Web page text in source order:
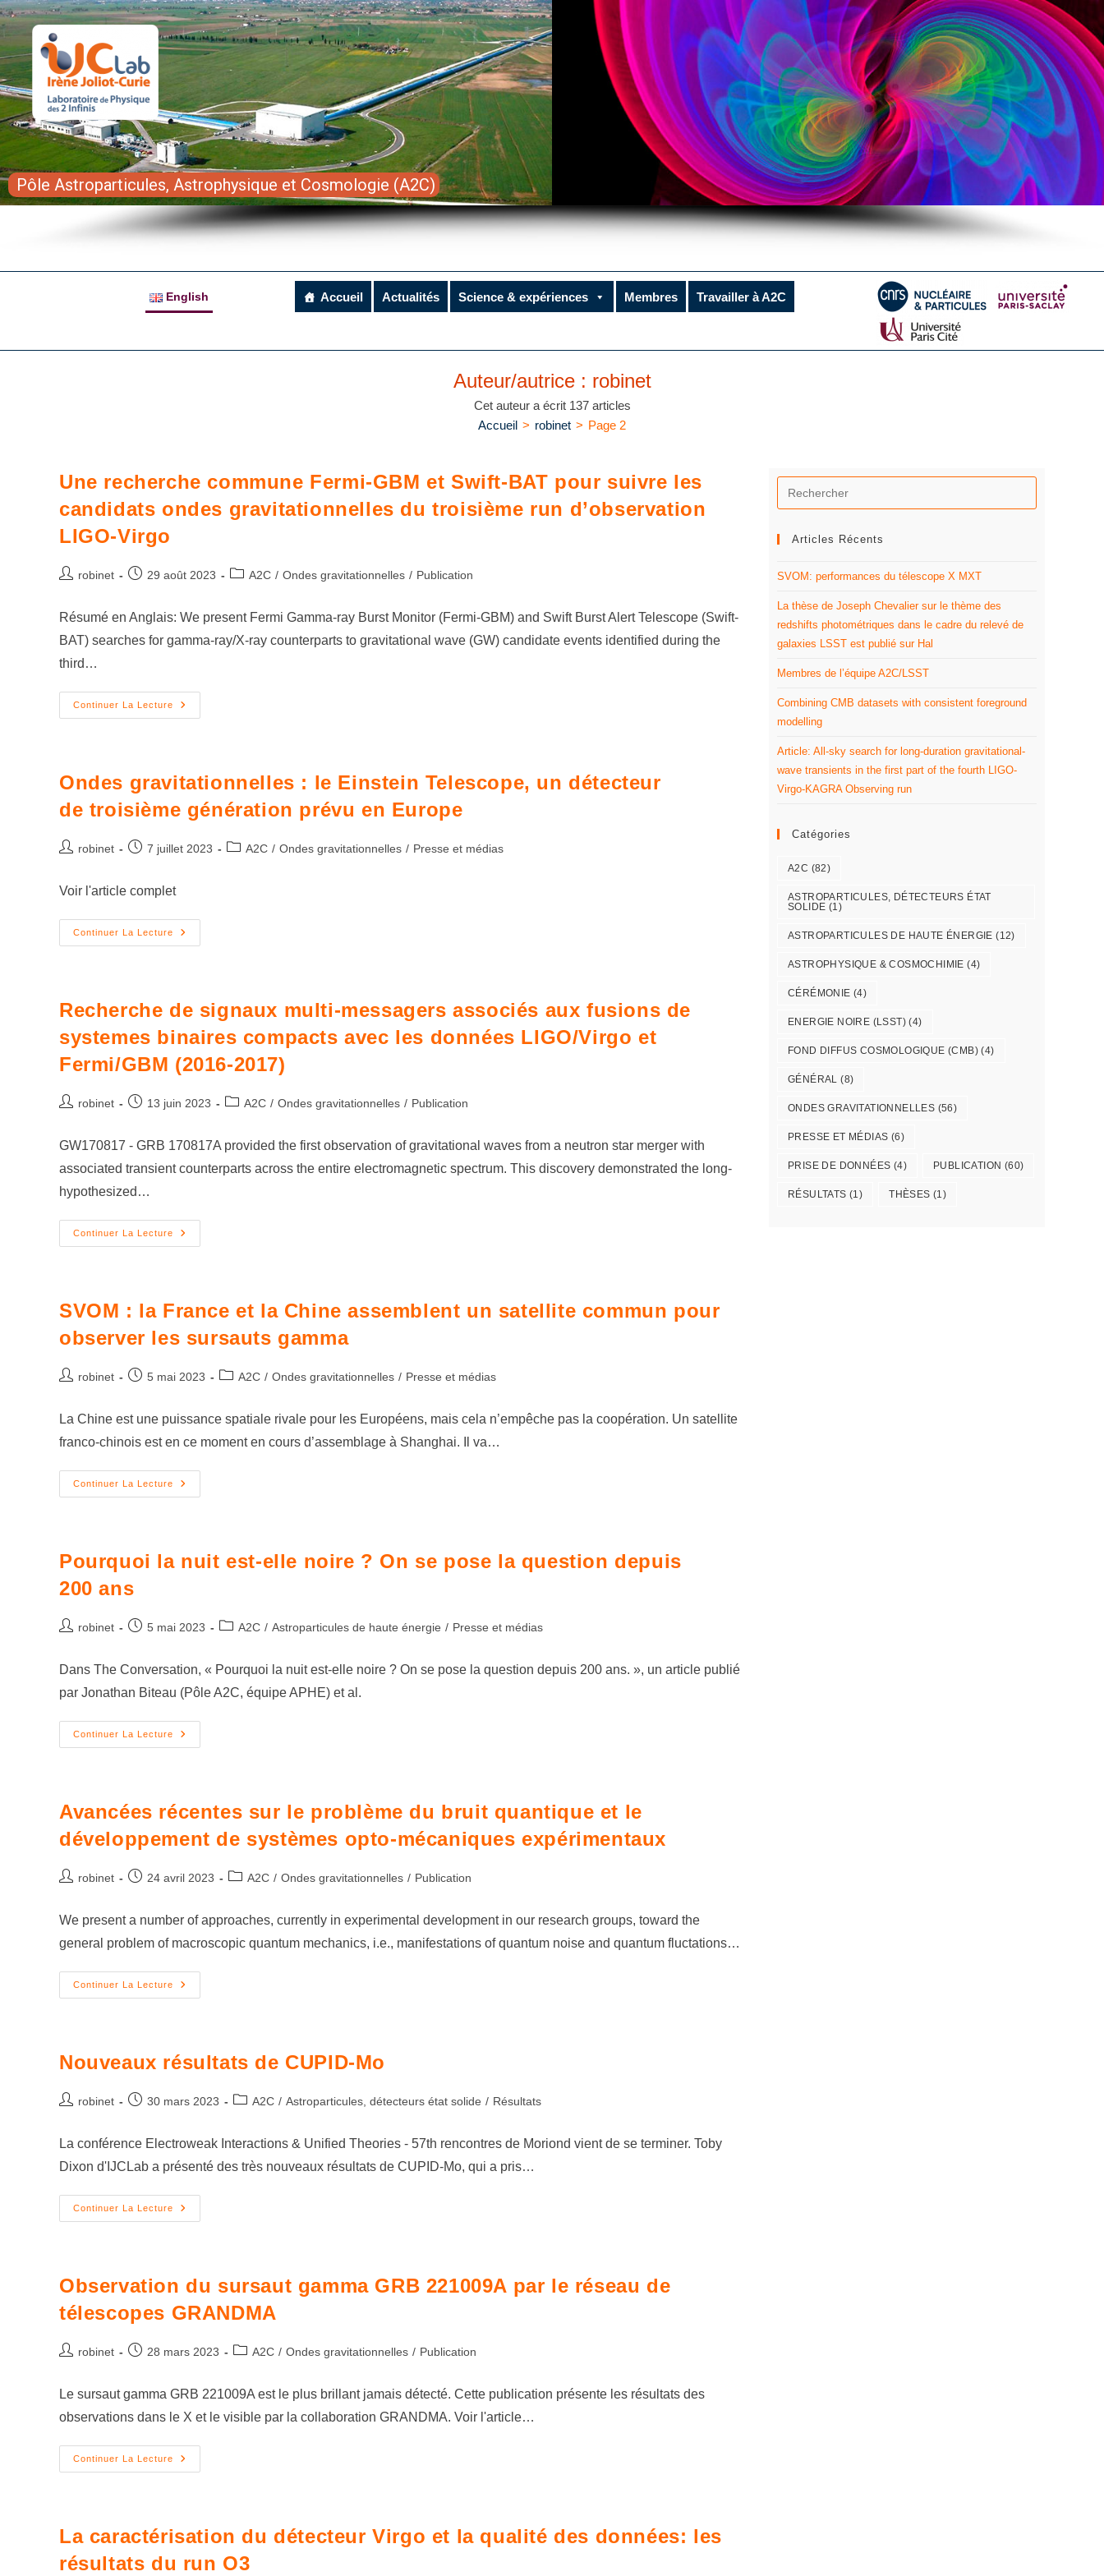
Pôle Astroparticules, Astrophysique et Cosmologie (A2C)
English Accueil Actualités Science & expériences Membres Travailler à A2C
Auteur/autrice : robinet
Cet auteur a écrit 137 articles
Accueil > robinet > Page 2
Une recherche commune Fermi-GBM et Swift-BAT pour suivre les
candidats ondes gravitationnelles du troisième run d’observation
LIGO-Virgo
robinet 29 août 2023 A2C / Ondes gravitationnelles / Publication
Résumé en Anglais: We present Fermi Gamma-ray Burst Monitor (Fermi-GBM) and Swift Burst Alert Telescope (Swift-
BAT) searches for gamma-ray/X-ray counterparts to gravitational wave (GW) candidate events identified during the
third…
Continuer La Lecture
Ondes gravitationnelles : le Einstein Telescope, un détecteur
de troisième génération prévu en Europe
robinet 7 juillet 2023 A2C / Ondes gravitationnelles / Presse et médias
Voir l'article complet
Continuer La Lecture
Recherche de signaux multi-messagers associés aux fusions de
systemes binaires compacts avec les données LIGO/Virgo et
Fermi/GBM (2016-2017)
robinet 13 juin 2023 A2C / Ondes gravitationnelles / Publication
GW170817 - GRB 170817A provided the first observation of gravitational waves from a neutron star merger with
associated transient counterparts across the entire electromagnetic spectrum. This discovery demonstrated the long-
hypothesized…
Continuer La Lecture
SVOM : la France et la Chine assemblent un satellite commun pour
observer les sursauts gamma
robinet 5 mai 2023 A2C / Ondes gravitationnelles / Presse et médias
La Chine est une puissance spatiale rivale pour les Européens, mais cela n’empêche pas la coopération. Un satellite
franco-chinois est en ce moment en cours d’assemblage à Shanghai. Il va…
Continuer La Lecture
Pourquoi la nuit est-elle noire ? On se pose la question depuis
200 ans
robinet 5 mai 2023 A2C / Astroparticules de haute énergie / Presse et médias
Dans The Conversation, « Pourquoi la nuit est-elle noire ? On se pose la question depuis 200 ans. », un article publié
par Jonathan Biteau (Pôle A2C, équipe APHE) et al.
Continuer La Lecture
Avancées récentes sur le problème du bruit quantique et le
développement de systèmes opto-mécaniques expérimentaux
robinet 24 avril 2023 A2C / Ondes gravitationnelles / Publication
We present a number of approaches, currently in experimental development in our research groups, toward the
general problem of macroscopic quantum mechanics, i.e., manifestations of quantum noise and quantum fluctations…
Continuer La Lecture
Nouveaux résultats de CUPID-Mo
robinet 30 mars 2023 A2C / Astroparticules, détecteurs état solide / Résultats
La conférence Electroweak Interactions & Unified Theories - 57th rencontres de Moriond vient de se terminer. Toby
Dixon d'IJCLab a présenté des très nouveaux résultats de CUPID-Mo, qui a pris…
Continuer La Lecture
Observation du sursaut gamma GRB 221009A par le réseau de
télescopes GRANDMA
robinet 28 mars 2023 A2C / Ondes gravitationnelles / Publication
Le sursaut gamma GRB 221009A est le plus brillant jamais détecté. Cette publication présente les résultats des
observations dans le X et le visible par la collaboration GRANDMA. Voir l'article…
Continuer La Lecture
La caractérisation du détecteur Virgo et la qualité des données: les
résultats du run O3
Articles Récents
SVOM: performances du télescope X MXT
La thèse de Joseph Chevalier sur le thème des
redshifts photométriques dans le cadre du relevé de
galaxies LSST est publié sur Hal
Membres de l’équipe A2C/LSST
Combining CMB datasets with consistent foreground
modelling
Article: All-sky search for long-duration gravitational-
wave transients in the first part of the fourth LIGO-
Virgo-KAGRA Observing run
Catégories
A2C (82)
ASTROPARTICULES, DÉTECTEURS ÉTAT
SOLIDE (1)
ASTROPARTICULES DE HAUTE ÉNERGIE (12)
ASTROPHYSIQUE & COSMOCHIMIE (4)
CÉRÉMONIE (4)
ENERGIE NOIRE (LSST) (4)
FOND DIFFUS COSMOLOGIQUE (CMB) (4)
GÉNÉRAL (8)
ONDES GRAVITATIONNELLES (56)
PRESSE ET MÉDIAS (6)
PRISE DE DONNÉES (4) PUBLICATION (60)
RÉSULTATS (1) THÈSES (1)